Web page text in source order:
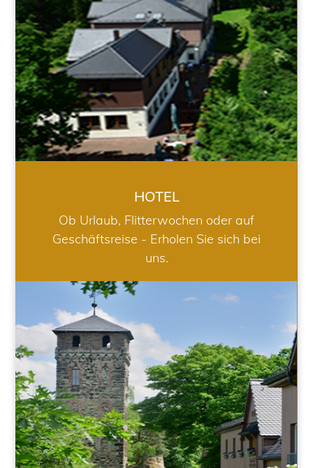
HOTEL
HOTEL
Ob Urlaub, Flitterwochen oder auf
Geschäftsreise - Erholen Sie sich bei
uns.
RESTAURANT